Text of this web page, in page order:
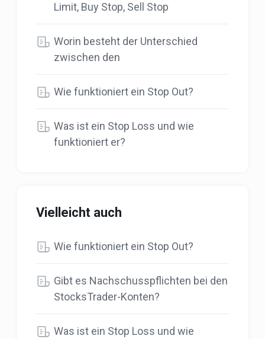
Limit, Buy Stop, Sell Stop
Worin besteht der Unterschied
zwischen den
Wie funktioniert ein Stop Out?
Was ist ein Stop Loss und wie
funktioniert er?
Vielleicht auch
Wie funktioniert ein Stop Out?
Gibt es Nachschusspflichten bei den
StocksTrader-Konten?
Was ist ein Stop Loss und wie